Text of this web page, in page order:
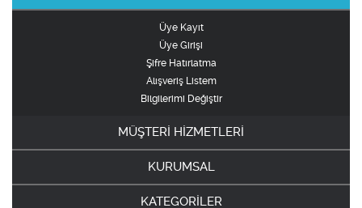
Üye Kayıt
Üye Girişi
Şifre Hatırlatma
Alışveriş Listem
Bilgilerimi Değiştir
MÜŞTERİ HİZMETLERİ
KURUMSAL
KATEGORİLER